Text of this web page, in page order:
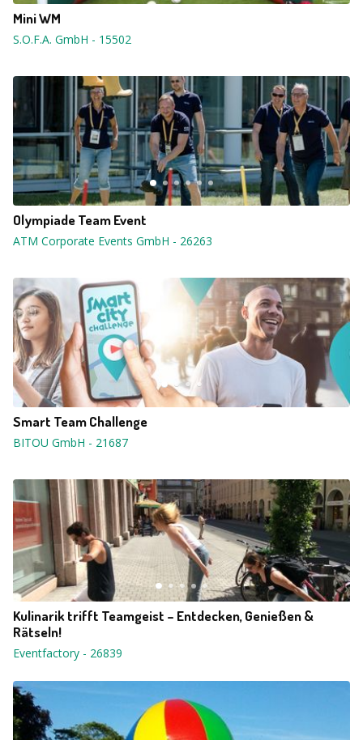
Mini WM
S.O.F.A. GmbH - 15502
Olympiade Team Event
ATM Corporate Events GmbH - 26263
Smart Team Challenge
BITOU GmbH - 21687
Kulinarik trifft Teamgeist – Entdecken, Genießen &
Rätseln!
Eventfactory - 26839